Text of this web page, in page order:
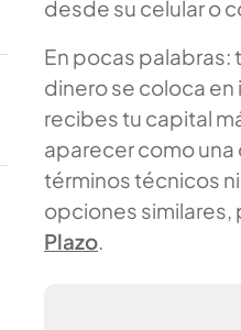
desde su celular o
En pocas palabras:
dinero se coloca en
recibes tu capital
aparecer como una
términos técnicos
opciones similares,
Plazo